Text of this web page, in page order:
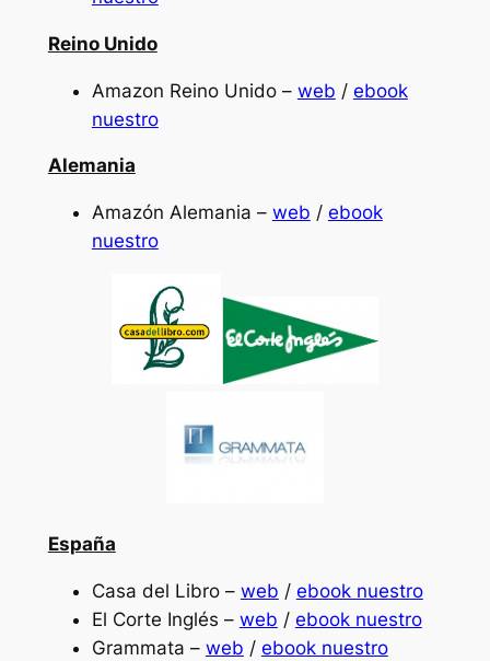
Reino Unido
Amazon Reino Unido – web / ebook
nuestro
Alemania
Amazón Alemania – web / ebook
nuestro
España
Casa del Libro – web / ebook nuestro
El Corte Inglés – web / ebook nuestro
Grammata – web / ebook nuestro